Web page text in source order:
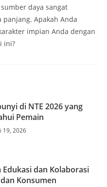
daya sangat
Apakah Anda
impian Anda dengan
ini?
di NTE 2026 yang
Pemain
19, 2026
dan Kolaborasi
Konsumen